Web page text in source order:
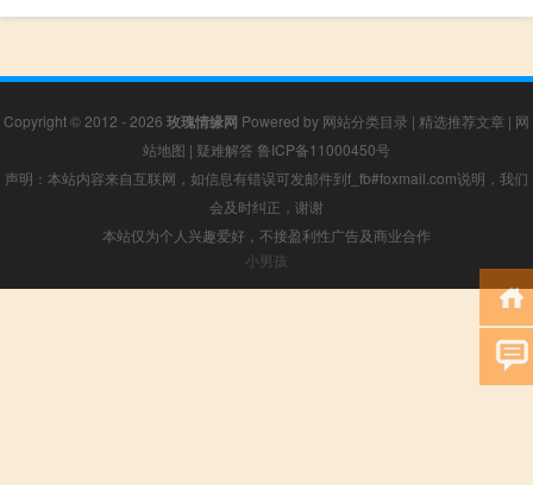
Copyright © 2012 - 2026 玫瑰情缘网 Powered by 网站分类目录 | 精选推荐文章 | 网
站地图 | 疑难解答 鲁ICP备11000450号
声明：本站内容来自互联网，如信息有错误可发邮件到f_fb#foxmail.com说明，我们
会及时纠正，谢谢
本站仅为个人兴趣爱好，不接盈利性广告及商业合作
小男孩